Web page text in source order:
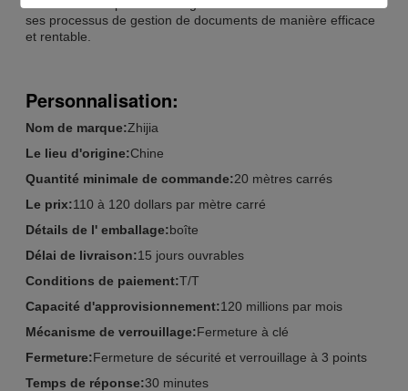
ses processus de gestion de documents de manière efficace
et rentable.
Personnalisation:
Nom de marque:Zhijia
Le lieu d'origine:Chine
Quantité minimale de commande:20 mètres carrés
Le prix:110 à 120 dollars par mètre carré
Détails de l' emballage:boîte
Délai de livraison:15 jours ouvrables
Conditions de paiement:T/T
Capacité d'approvisionnement:120 millions par mois
Mécanisme de verrouillage:Fermeture à clé
Fermeture:Fermeture de sécurité et verrouillage à 3 points
Temps de réponse:30 minutes